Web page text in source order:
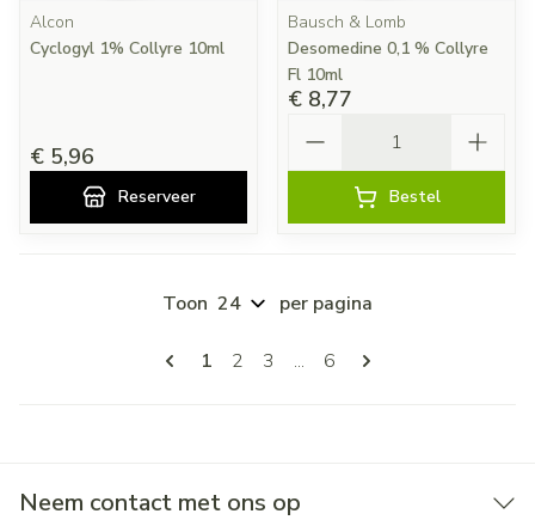
Alcon
Cyclogyl 1% Collyre 10ml
€ 5,96
Reserveer
Bausch & Lomb
Desomedine 0,1 % Collyre
Fl 10ml
€ 8,77
Bestel
Pagina's
U lees momenteel pagina
1 Pagina
2 Pagina
3 ... Pagina
6
Toon per pagina
Neem contact met ons op